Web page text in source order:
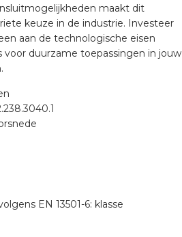
maakt dit
keuze in de industrie. Investeer
aan de technologische eisen
voor duurzame toepassingen in jouw
EN 13501-6: klasse